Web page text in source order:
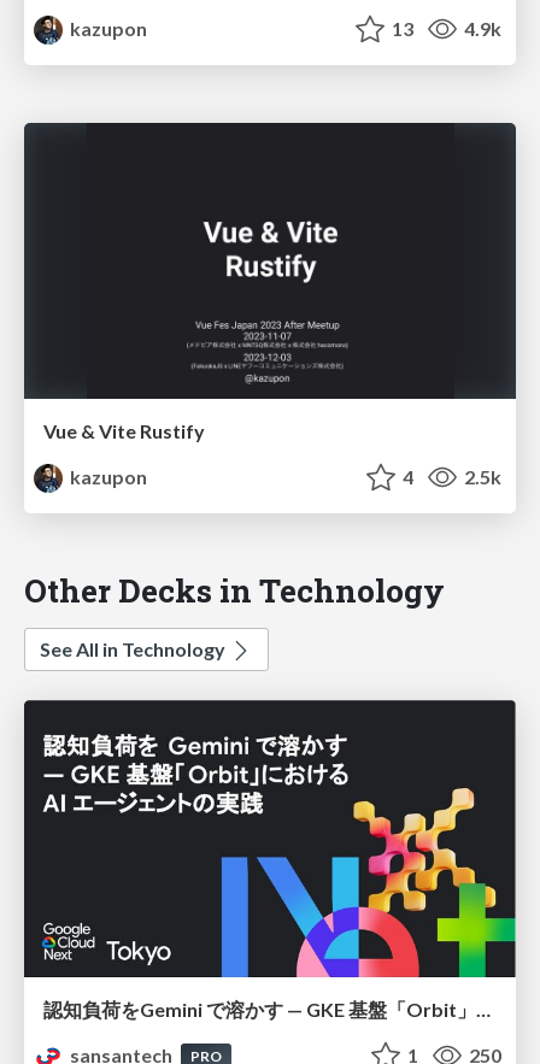
kazupon
13 4.9k
Vue & Vite Rustify
kazupon
4 2.5k
Other Decks in Technology
See All in Technology
sansantech
PRO 1 250